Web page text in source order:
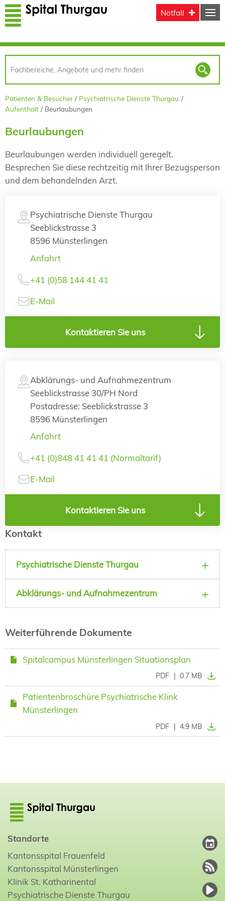
Direkt zum Inhalt
Notfall
Patienten & Besucher
Psychiatrische Dienste Thurgau
Aufenthalt
Beurlaubungen
Beurlaubungen
Beurlaubungen werden individuell geregelt.
Besprechen Sie diese rechtzeitig mit Ihrer Bezugsperson
und dem behandelnden Arzt.
Psychiatrische Dienste Thurgau
Seeblickstrasse 3
8596 Münsterlingen
Anfahrt
+41 (0)58 144 41 41
E-Mail
Kontaktieren Sie uns
Abklärungs- und Aufnahmezentrum
Seeblickstrasse 30/PH Nord
Postadresse: Seeblickstrasse 3
8596 Münsterlingen
Anfahrt
+41 (0)848 41 41 41 (Normaltarif)
E-Mail
Kontaktieren Sie uns
Kontakt
Psychiatrische Dienste Thurgau
Abklärungs- und Aufnahmezentrum
Weiterführende Dokumente
Spitalcampus Münsterlingen Situationsplan
PDF | 0.7 MB
Patientenbroschüre Psychiatrische Klink
Münsterlingen
PDF | 4.9 MB
Standorte
Kantonsspital Frauenfeld
Kantonsspital Münsterlingen
Klinik St. Katharinental
Psychiatrische Dienste Thurgau